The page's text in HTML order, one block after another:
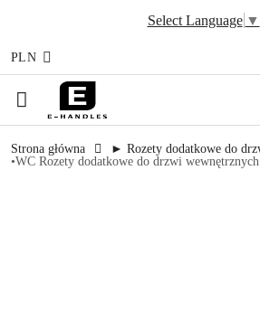
Select Language ▼
Przejdź do treści głównej
Przejdź do wyszukiwarki
Przejdź do moje konto
Przejdź do menu głównego
Przejdź do opisu produktu
Przejdź do stopki
PLN
Strona główna
► Rozety dodatkowe do
•WC Rozety dodatkowe do drzwi wewnętrznych